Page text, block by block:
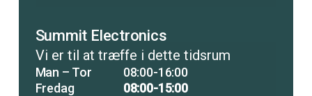
Summit Electronics
Vi er til at træffe i dette tidsrum
Man – Tor
Fredag
08:00-16:00
08:00-15:00